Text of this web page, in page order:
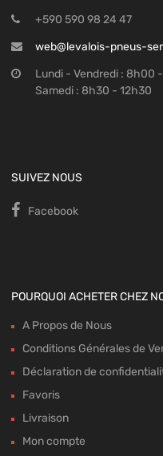
+590 590 98 24 47
web@levalois-pneus-
Lundi - Vendredi : 8h00
Samedi : 8h30 - 12h30
SUIVEZ NOUS
Facebook
POURQUOI ACHETER CHEZ
A Propos de Nous
Conditions Générales de
Déclaration de
Favoris
Livraison
Mon compte